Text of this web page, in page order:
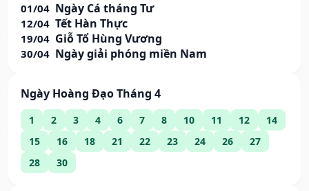
01/04 Ngày Cá tháng Tư
12/04 Tết Hàn Thực
19/04 Giỗ Tổ Hùng Vương
30/04 Ngày giải phóng miền Nam
Ngày Hoàng Đạo Tháng 4
1 2 3 4 6 7 8 10 11 12
14
15
16 18 21 22 23 24 26
27
28
30